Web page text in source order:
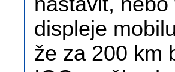
displeje
že za 200 km